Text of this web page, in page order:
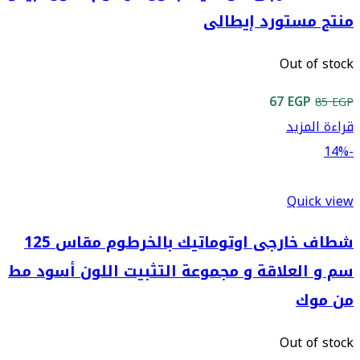
منتج مستورد إيطالى
Out of stock
85EGP
السعر
الأصلي
67EGP
قراءة المزيد
-14%
Quick view
شطاف خارجى اوتوماتيك بالخرطوم مقاس 125
سم و العلاقة و مجموعة التثبيت اللون أسود مط
من موك
Out of stock